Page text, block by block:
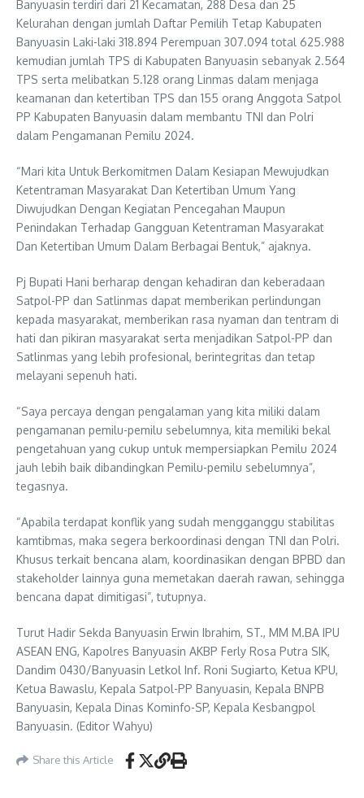
Banyuasin terdiri dari 21 Kecamatan, 288 Desa dan 25
Kelurahan dengan jumlah Daftar Pemilih Tetap Kabupaten
Banyuasin Laki-laki 318.894 Perempuan 307.094 total 625.988
kemudian jumlah TPS di Kabupaten Banyuasin sebanyak 2.564
TPS serta melibatkan 5.128 orang Linmas dalam menjaga
keamanan dan ketertiban TPS dan 155 orang Anggota Satpol
PP Kabupaten Banyuasin dalam membantu TNI dan Polri
dalam Pengamanan Pemilu 2024.
“Mari kita Untuk Berkomitmen Dalam Kesiapan Mewujudkan
Ketentraman Masyarakat Dan Ketertiban Umum Yang
Diwujudkan Dengan Kegiatan Pencegahan Maupun
Penindakan Terhadap Gangguan Ketentraman Masyarakat
Dan Ketertiban Umum Dalam Berbagai Bentuk,” ajaknya.
Pj Bupati Hani berharap dengan kehadiran dan keberadaan
Satpol-PP dan Satlinmas dapat memberikan perlindungan
kepada masyarakat, memberikan rasa nyaman dan tentram di
hati dan pikiran masyarakat serta menjadikan Satpol-PP dan
Satlinmas yang lebih profesional, berintegritas dan tetap
melayani sepenuh hati.
“Saya percaya dengan pengalaman yang kita miliki dalam
pengamanan pemilu-pemilu sebelumnya, kita memiliki bekal
pengetahuan yang cukup untuk mempersiapkan Pemilu 2024
jauh lebih baik dibandingkan Pemilu-pemilu sebelumnya”,
tegasnya.
“Apabila terdapat konflik yang sudah mengganggu stabilitas
kamtibmas, maka segera berkoordinasi dengan TNI dan Polri.
Khusus terkait bencana alam, koordinasikan dengan BPBD dan
stakeholder lainnya guna memetakan daerah rawan, sehingga
bencana dapat dimitigasi”, tutupnya.
Turut Hadir Sekda Banyuasin Erwin Ibrahim, ST., MM M.BA IPU
ASEAN ENG, Kapolres Banyuasin AKBP Ferly Rosa Putra SIK,
Dandim 0430/Banyuasin Letkol Inf. Roni Sugiarto, Ketua KPU,
Ketua Bawaslu, Kepala Satpol-PP Banyuasin, Kepala BNPB
Banyuasin, Kepala Dinas Kominfo-SP, Kepala Kesbangpol
Banyuasin. (Editor Wahyu)
Share this Article